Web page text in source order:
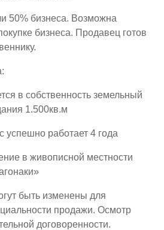
50% бизнеса. Возможна
бизнеса. Продавец готов
в собственность земельный
1.500кв.м
работает 4 года
в живописной местности
быть изменены для
продажи. Осмотр
договоренности.